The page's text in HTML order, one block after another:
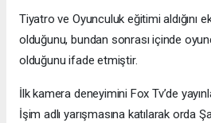
Tiyatro ve Oyunculuk eğitimi aldığını
olduğunu, bundan sonrası içinde
olduğunu ifade etmiştir.
İlk kamera deneyimini Fox Tv’de
İşim adlı yarışmasına katılarak orda